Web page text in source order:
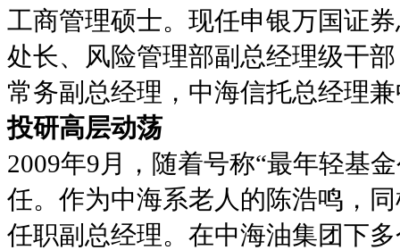
工商管理硕士。现任申银万国证
处长、风险管理部副总经理级干
常务副总经理，中海信托总经理
投研高层动荡
2009年9月，随着号称“最年轻基
任。作为中海系老人的陈浩鸣，
任职副总经理。在中海油集团下